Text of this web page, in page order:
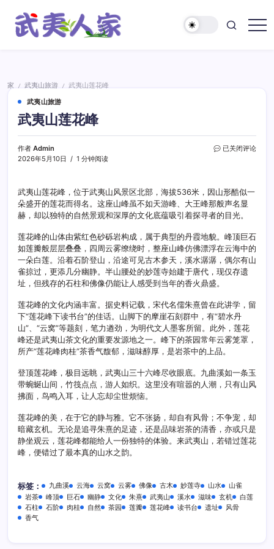
家
家 / 武夷山旅游 /
武夷山莲花峰
武夷山旅游
武夷山莲花峰
作者 Admin
2026年5月10日
1 分钟阅读
武
花
峰
已关闭评论
武夷山莲花峰，位于武夷山风景区北部，海拔536米，因山形酷似一
朵盛开的莲花而得名。这座山峰虽不如天游峰、大王峰那般声名显
赫，却以独特的自然景观和深厚的文化底蕴吸引着探寻者的目光。
莲花峰的山体由紫红色砂砾岩构成，属于典型的丹霞地貌。峰顶巨石
如莲瓣般层层叠叠，四周云雾缭绕时，整座山峰仿佛漂浮在云海中的
一朵白莲。沿着石阶登山，沿途可见古木参天，溪水潺潺，偶尔有山
雀掠过，更添几分幽静。半山腰处的妙莲寺始建于唐代，现仅存遗
址，但残存的石柱和佛像仍能让人感受到当年的香火鼎盛。
莲花峰的文化内涵丰富。据史料记载，宋代名儒朱熹曾在此讲学，留
下“莲花峰下读书台”的佳话。山脚下的摩崖石刻群中，有“碧水丹
山”、“云窝”等题刻，笔力遒劲，为明代文人墨客所留。此外，莲花
峰还是武夷山茶文化的重要发源地之一。峰下的茶园常年云雾笼罩，
所产“莲花峰肉桂”茶香气馥郁，滋味醇厚，是岩茶中的上品。
登顶莲花峰，极目远眺，武夷山三十六峰尽收眼底。九曲溪如一条玉
带蜿蜒山间，竹筏点点，游人如织。这里没有喧嚣的人潮，只有山风
拂面，鸟鸣入耳，让人忘却尘世烦恼。
莲花峰的美，在于它的静与雅。它不张扬，却自有风骨；不争宠，却
暗藏玄机。无论是追寻朱熹的足迹，还是品味岩茶的清香，亦或只是
静坐观云，莲花峰都能给人一份独特的体验。来武夷山，若错过莲花
峰，便错过了最本真的山水之韵。
标签： 九曲溪 云海 云窝 云雾 佛像 古木 妙莲寺 山水
山雀
岩茶
峰顶 巨石 幽静 文化 朱熹 武夷山 溪水 滋味 玄机
白莲
石柱
石阶 肉桂 自然 茶园 莲瓣 莲花峰 读书台 遗址
风骨
香气